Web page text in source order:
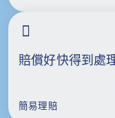
賠償好快得到處
簡易理賠